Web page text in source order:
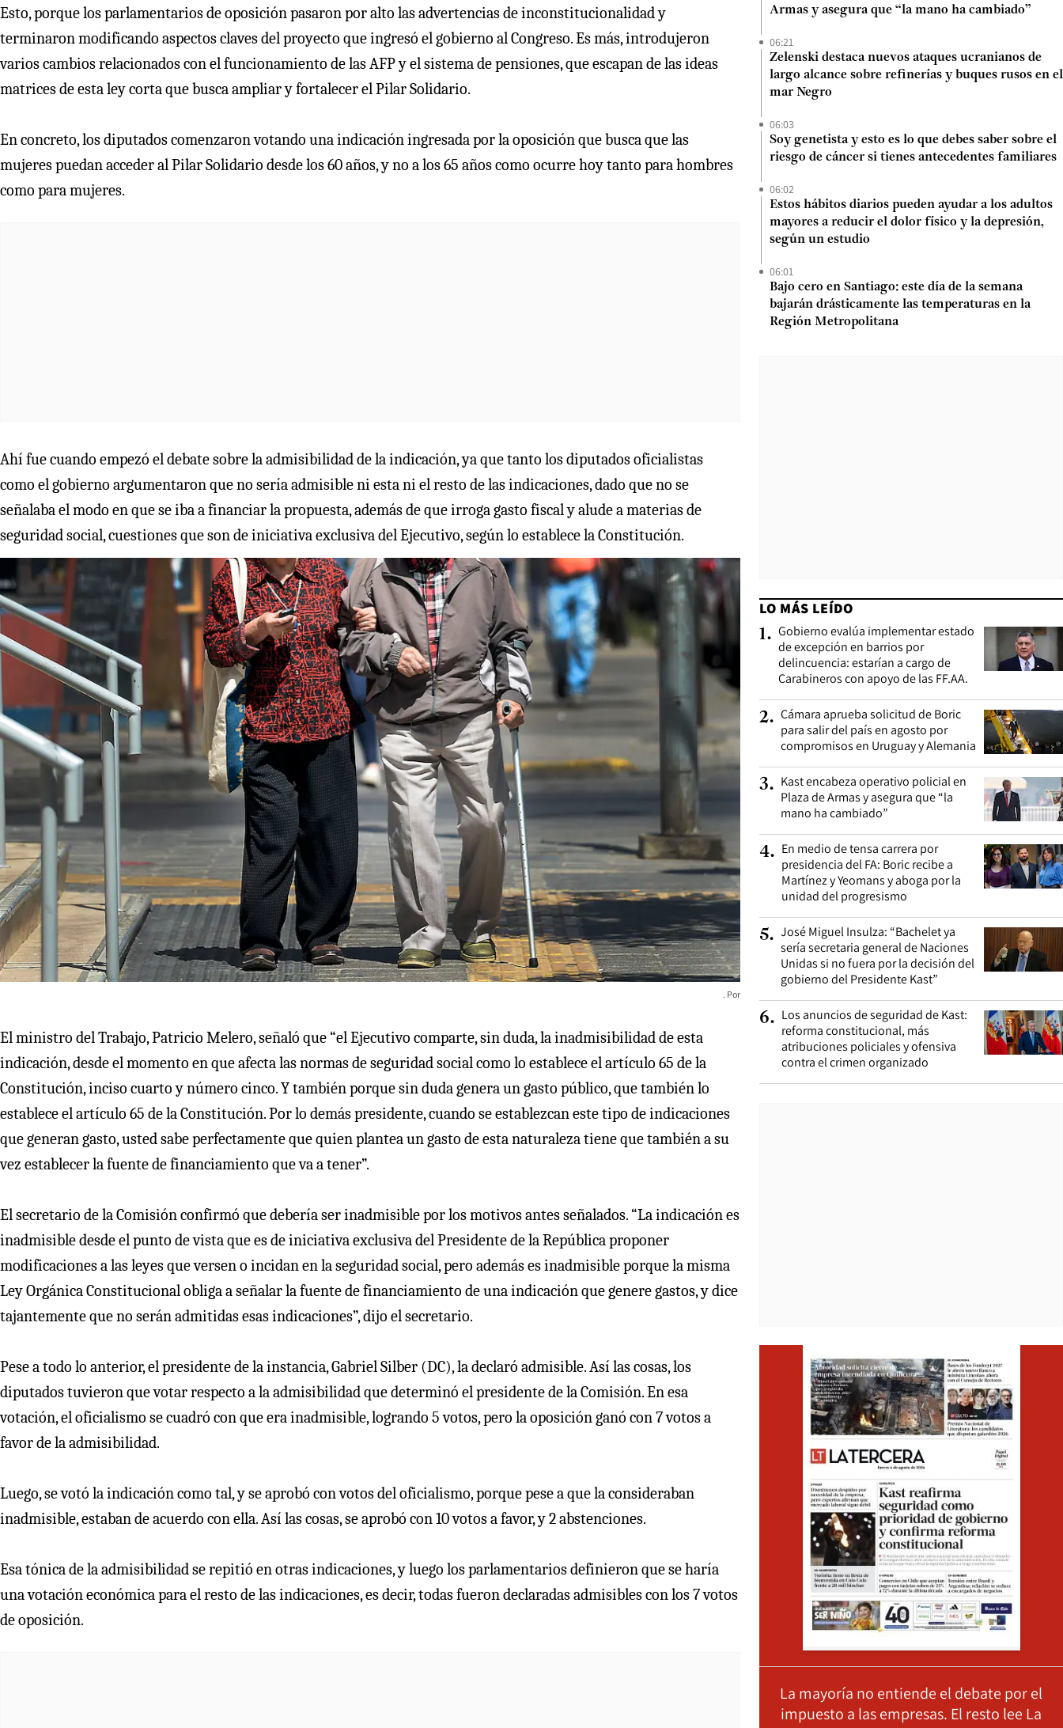
Esto, porque los parlamentarios de oposición pasaron por alto las advertencias de inconstitucionalidad y
terminaron modificando aspectos claves del proyecto que ingresó el gobierno al Congreso. Es más, introdujeron
varios cambios relacionados con el funcionamiento de las AFP y el sistema de pensiones, que escapan de las ideas
matrices de esta ley corta que busca ampliar y fortalecer el Pilar Solidario.
En concreto, los diputados comenzaron votando una indicación ingresada por la oposición que busca que las
mujeres puedan acceder al Pilar Solidario desde los 60 años, y no a los 65 años como ocurre hoy tanto para hombres
como para mujeres.
Ahí fue cuando empezó el debate sobre la admisibilidad de la indicación, ya que tanto los diputados oficialistas
como el gobierno argumentaron que no sería admisible ni esta ni el resto de las indicaciones, dado que no se
señalaba el modo en que se iba a financiar la propuesta, además de que irroga gasto fiscal y alude a materias de
seguridad social, cuestiones que son de iniciativa exclusiva del Ejecutivo, según lo establece la Constitución.
El ministro del Trabajo, Patricio Melero, señaló que “el Ejecutivo comparte, sin duda, la inadmisibilidad de esta
indicación, desde el momento en que afecta las normas de seguridad social como lo establece el artículo 65 de la
Constitución, inciso cuarto y número cinco. Y también porque sin duda genera un gasto público, que también lo
establece el artículo 65 de la Constitución. Por lo demás presidente, cuando se establezcan este tipo de indicaciones
que generan gasto, usted sabe perfectamente que quien plantea un gasto de esta naturaleza tiene que también a su
vez establecer la fuente de financiamiento que va a tener”.
El secretario de la Comisión confirmó que debería ser inadmisible por los motivos antes señalados. “La indicación es
inadmisible desde el punto de vista que es de iniciativa exclusiva del Presidente de la República proponer
modificaciones a las leyes que versen o incidan en la seguridad social, pero además es inadmisible porque la misma
Ley Orgánica Constitucional obliga a señalar la fuente de financiamiento de una indicación que genere gastos, y dice
tajantemente que no serán admitidas esas indicaciones”, dijo el secretario.
Pese a todo lo anterior, el presidente de la instancia, Gabriel Silber (DC), la declaró admisible. Así las cosas, los
diputados tuvieron que votar respecto a la admisibilidad que determinó el presidente de la Comisión. En esa
votación, el oficialismo se cuadró con que era inadmisible, logrando 5 votos, pero la oposición ganó con 7 votos a
favor de la admisibilidad.
Luego, se votó la indicación como tal, y se aprobó con votos del oficialismo, porque pese a que la consideraban
inadmisible, estaban de acuerdo con ella. Así las cosas, se aprobó con 10 votos a favor, y 2 abstenciones.
Esa tónica de la admisibilidad se repitió en otras indicaciones, y luego los parlamentarios definieron que se haría
una votación económica para el resto de las indicaciones, es decir, todas fueron declaradas admisibles con los 7 votos
de oposición.
Armas y asegura que “la mano ha cambiado”
06:21
Zelenski destaca nuevos ataques ucranianos de
largo alcance sobre refinerías y buques rusos en el
mar Negro
06:03
Soy genetista y esto es lo que debes saber sobre el
riesgo de cáncer si tienes antecedentes familiares
06:02
Estos hábitos diarios pueden ayudar a los adultos
mayores a reducir el dolor físico y la depresión,
según un estudio
06:01
Bajo cero en Santiago: este día de la semana
bajarán drásticamente las temperaturas en la
Región Metropolitana
LO MÁS LEÍDO
1. Gobierno evalúa implementar estado
de excepción en barrios por
delincuencia: estarían a cargo de
Carabineros con apoyo de las FF.AA.
2. Cámara aprueba solicitud de Boric
para salir del país en agosto por
compromisos en Uruguay y Alemania
3. Kast encabeza operativo policial en
Plaza de Armas y asegura que “la
mano ha cambiado”
4. En medio de tensa carrera por
presidencia del FA: Boric recibe a
Martínez y Yeomans y aboga por la
unidad del progresismo
5. José Miguel Insulza: “Bachelet ya
sería secretaria general de Naciones
Unidas si no fuera por la decisión del
gobierno del Presidente Kast”
6. Los anuncios de seguridad de Kast:
reforma constitucional, más
atribuciones policiales y ofensiva
contra el crimen organizado
La mayoría no entiende el debate por el
impuesto a las empresas. El resto lee La